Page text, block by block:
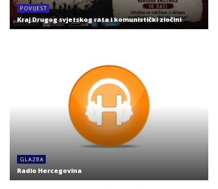
POVIJEST
Kraj Drugog svjetskog rata i komunistički zločini
GLAZBA
Radio Hercegovina